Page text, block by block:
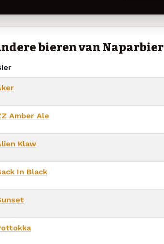
bieren van Naparbier
Amber Ale
Klaw
In Black